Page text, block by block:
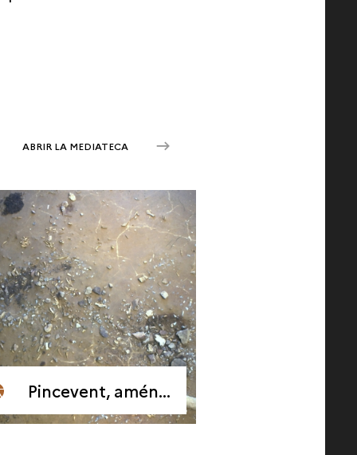
ABRIR LA MEDIATECA
Pincevent, aménagements de plein air